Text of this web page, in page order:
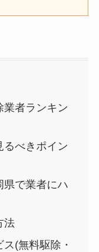
業者ランキン
るべきポイン
県で業者にハ
法
(無料駆除・